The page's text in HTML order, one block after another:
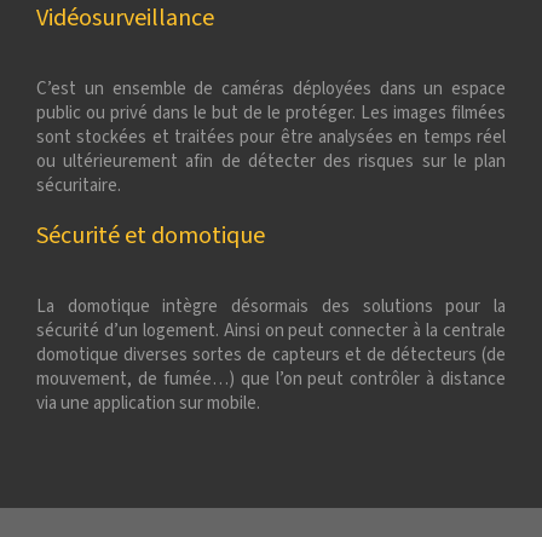
Vidéosurveillance
C’est un ensemble de caméras déployées dans un espace
public ou privé dans le but de le protéger. Les images filmées
sont stockées et traitées pour être analysées en temps réel
ou ultérieurement afin de détecter des risques sur le plan
sécuritaire.
Sécurité et domotique
La domotique intègre désormais des solutions pour la
sécurité d’un logement. Ainsi on peut connecter à la centrale
domotique diverses sortes de capteurs et de détecteurs (de
mouvement, de fumée…) que l’on peut contrôler à distance
via une application sur mobile.